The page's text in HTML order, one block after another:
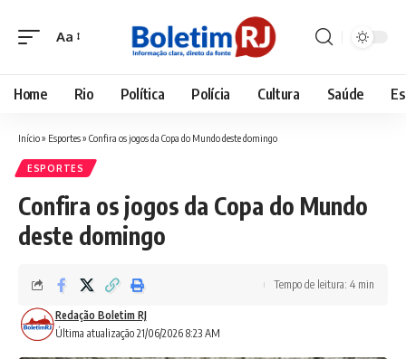
Font
Aa
Home Rio Política Polícia Cultura Saúde
Início» Esportes» Confira os jogos da Copa do Mundo deste domingo
ESPORTES
Confira os jogos da Copa do Mundo
deste domingo
Última atualização 21/06/2026 8:23 AM
Redação Boletim RJ
Tempo de leitura: 4 min